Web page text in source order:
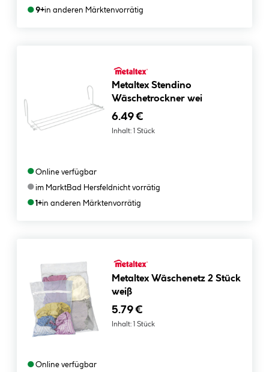
●9+in anderen Märktenvorrätig
Metaltex Stendino
Wäschetrockner wei
6.49 €
Inhalt: 1 Stück
●Online verfügbar
●im MarktBad Hersfeldnicht vorrätig
●1+in anderen Märktenvorrätig
Metaltex Wäschenetz 2 Stück
weiß
5.79 €
Inhalt: 1 Stück
●Online verfügbar